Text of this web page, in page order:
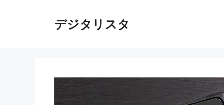
デジタリスタ